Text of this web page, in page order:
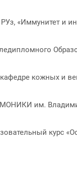
«Иммунитет и
кожных и
МОНИКИ им.
курс